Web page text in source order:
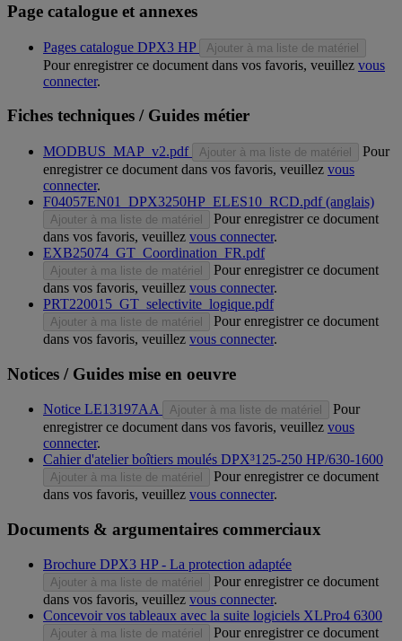
Page catalogue et annexes
Pages catalogue DPX3 HP Ajouter à ma liste de matériel
Pour enregistrer ce document dans vos favoris, veuillez vous
connecter.
Fiches techniques / Guides métier
MODBUS_MAP_v2.pdf Ajouter à ma liste de matériel
Pour
enregistrer ce document dans vos favoris, veuillez vous
connecter.
F04057EN01_DPX3250HP_ELES10_RCD.pdf (anglais)
Ajouter à ma liste de matériel
Pour enregistrer ce document
dans vos favoris, veuillez vous connecter.
EXB25074_GT_Coordination_FR.pdf
Ajouter à ma liste de matériel
Pour enregistrer ce document
dans vos favoris, veuillez vous connecter.
PRT220015_GT_selectivite_logique.pdf
Ajouter à ma liste de matériel
Pour enregistrer ce document
dans vos favoris, veuillez vous connecter.
Notices / Guides mise en oeuvre
Notice LE13197AA Ajouter à ma liste de matériel
Pour
enregistrer ce document dans vos favoris, veuillez vous
connecter.
Cahier d'atelier boîtiers moulés DPX³125-250 HP/630-1600
Ajouter à ma liste de matériel
Pour enregistrer ce document
dans vos favoris, veuillez vous connecter.
Documents & argumentaires commerciaux
Brochure DPX3 HP - La protection adaptée
Ajouter à ma liste de matériel
Pour enregistrer ce document
dans vos favoris, veuillez vous connecter.
Concevoir vos tableaux avec la suite logiciels XLPro4 6300
Ajouter à ma liste de matériel
Pour enregistrer ce document